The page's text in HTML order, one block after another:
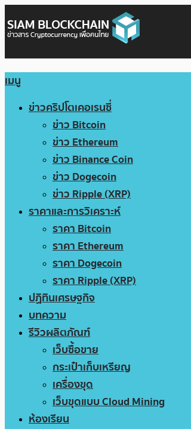
เมนู
ข่าวคริปโตเคอเรนซี่
ข่าว Bitcoin
ข่าว Ethereum
ข่าว Binance Coin
ข่าว Dogecoin
ข่าว Ripple (XRP)
ราคาและการวิเคราะห์
ราคา Bitcoin
ราคา Ethereum
ราคา Dogecoin
ราคา Ripple (XRP)
ปฏิทินเศรษฐกิจ
บทความ
รีวิวผลิตภัณฑ์
เว็บซื้อขาย
กระเป๋าเก็บเหรียญ
เครื่องขุด
เว็บขุดแบบ Cloud Mining
ห้องเรียน